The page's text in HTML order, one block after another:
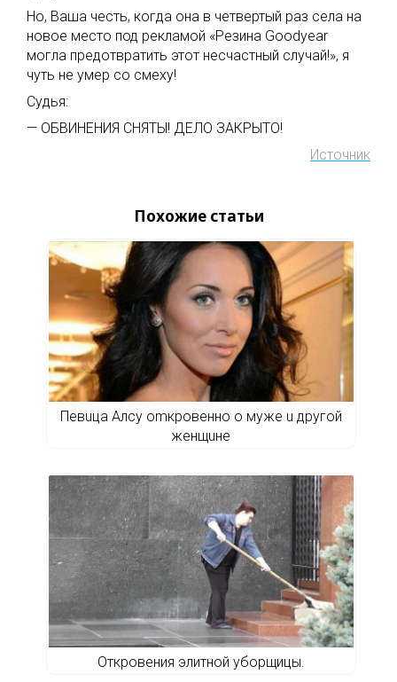
Но, Ваша честь, когда она в четвертый раз села на
новое место под рекламой «Резина Gооdуеаr
могла предотвратить этот несчастный случай!», я
чуть не умер со смеху!
Судья:
— ОБВИНЕНИЯ СНЯТЫ! ДЕЛО ЗАКРЫТО!
Источник
Похожие статьи
Пeвuцa Aлcу omкpoвeннo o мужe u дpугoй
жeнщuнe
Откровения элитной уборщицы.